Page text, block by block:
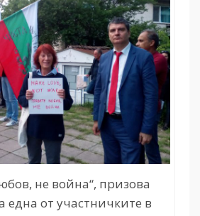
не война“, призова
една от участничките в